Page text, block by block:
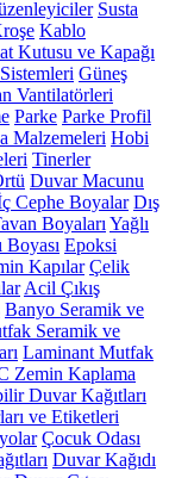
Susta
Kablo
Kutusu ve Kapağı
Güneş
Vantilatörleri
Parke Parke Profil
Malzemeleri Hobi
Tinerler
Duvar Macunu
Cephe Boyalar Dış
Boyaları Yağlı
Boyası Epoksi
Kapılar Çelik
Acil Çıkış
Banyo Seramik ve
Seramik ve
Laminant Mutfak
Zemin Kaplama
Duvar Kağıtları
ve Etiketleri
Çocuk Odası
Duvar Kağıdı